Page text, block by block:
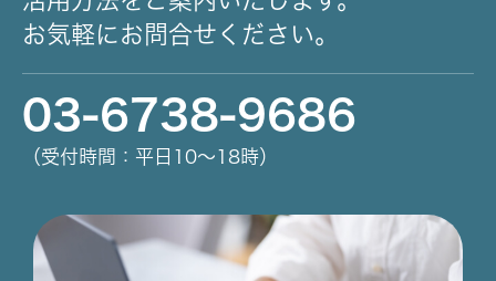
お気軽にお問合せください。
03-6738-9686
（受付時間：平日10～18時）